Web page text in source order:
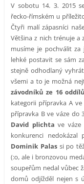
V sobotu 14. 3. 2015
řecko-římském u
Čtyři malí zápasníci
Většina z nich trénuje a
musíme je pochválit
lehké postavit se sám
stejně odhodlaný
všemi a to je možná
závodníků ze 16
kategorii přípravka A
přípravka B ve váze do
David plichta ve váze
konkurenci
Dominik Palassi po
(:o, ale i bronzovou
soupeřům nedal vůbec
domů odjížděl nejen s